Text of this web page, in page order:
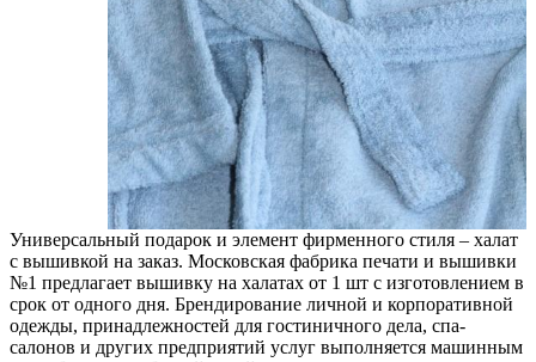
Универсальный подарок и элемент фирменного стиля – халат
с вышивкой на заказ. Московская фабрика печати и вышивки
№1 предлагает вышивку на халатах от 1 шт с изготовлением в
срок от одного дня. Брендирование личной и корпоративной
одежды, принадлежностей для гостиничного дела, спа-
салонов и других предприятий услуг выполняется машинным